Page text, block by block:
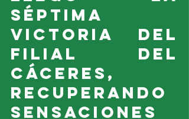
séptima
victoria del
filial del
Cáceres,
recuperando
sensaciones